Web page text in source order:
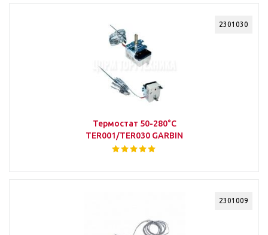
2301030
Термостат 50-280°С
TER001/TER030 GARBIN
2301009